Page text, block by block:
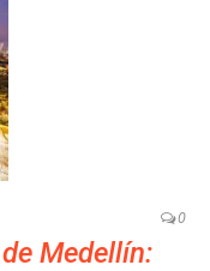
0
Medellín: